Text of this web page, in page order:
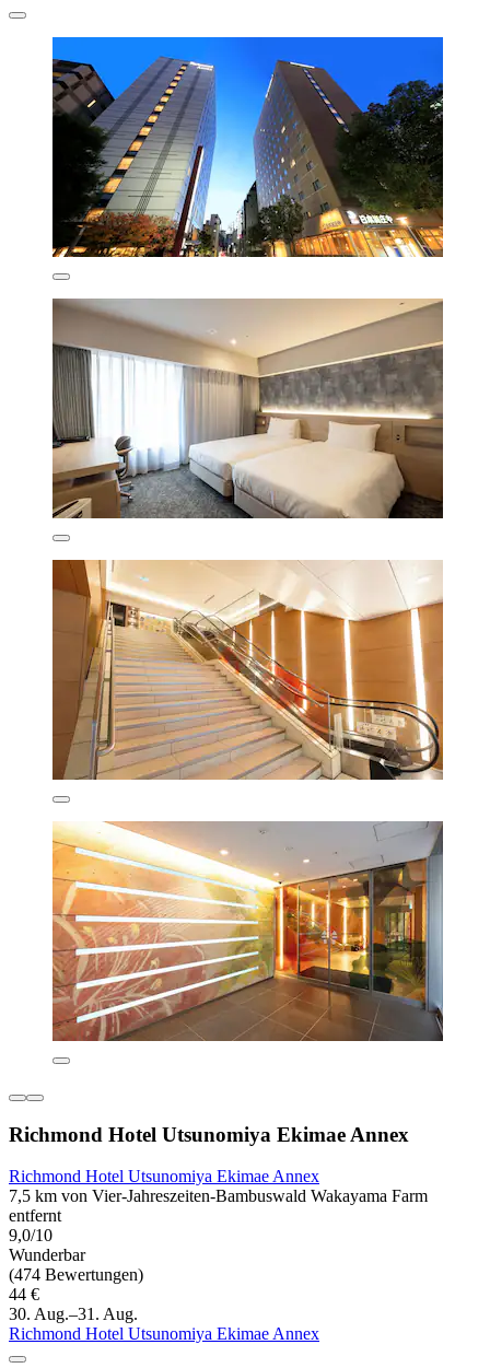
Richmond Hotel Utsunomiya Ekimae Annex
Richmond Hotel Utsunomiya Ekimae Annex
7,5 km von Vier-Jahreszeiten-Bambuswald Wakayama Farm
entfernt
9,0/10
Wunderbar
(474 Bewertungen)
44 €
30. Aug.–31. Aug.
Richmond Hotel Utsunomiya Ekimae Annex